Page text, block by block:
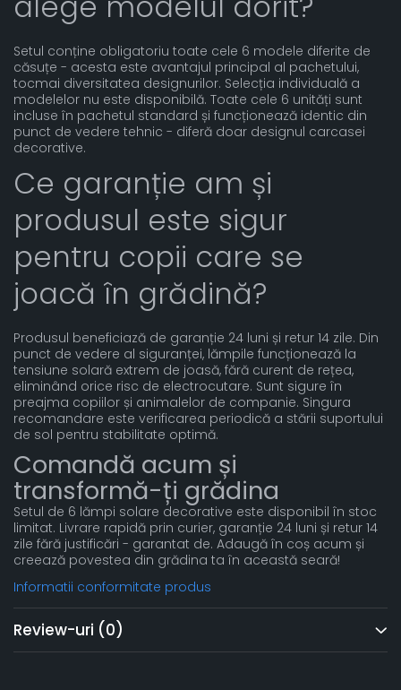
Setul conține obligatoriu toate cele 6 modele diferite de
căsuțe - acesta este avantajul principal al pachetului,
tocmai diversitatea designurilor. Selecția individuală a
modelelor nu este disponibilă. Toate cele 6 unități sunt
incluse în pachetul standard și funcționează identic din
punct de vedere tehnic - diferă doar designul carcasei
decorative.
Ce garanție am și
produsul este sigur
pentru copii care se
joacă în grădină?
Produsul beneficiază de garanție 24 luni și retur 14 zile. Din
punct de vedere al siguranței, lămpile funcționează la
tensiune solară extrem de joasă, fără curent de rețea,
eliminând orice risc de electrocutare. Sunt sigure în
preajma copiilor și animalelor de companie. Singura
recomandare este verificarea periodică a stării suportului
de sol pentru stabilitate optimă.
Comandă acum și
transformă-ți grădina
Setul de 6 lămpi solare decorative este disponibil în stoc
limitat. Livrare rapidă prin curier, garanție 24 luni și retur 14
zile fără justificări - garantat de. Adaugă în coș acum și
creează povestea din grădina ta în această seară!
Informatii conformitate produs
Review-uri (0)